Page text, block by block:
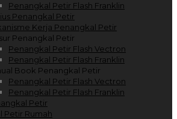
Penangkal Petir Flash Franklin
Penangkal Petir
Kerja Penangkal Petir
Penangkal Petir
Penangkal Petir Flash Vectron
Penangkal Petir Flash Franklin
Book Penangkal Petir
Penangkal Petir Flash Vectron
Penangkal Petir Flash Franklin
Petir
Petir Rumah